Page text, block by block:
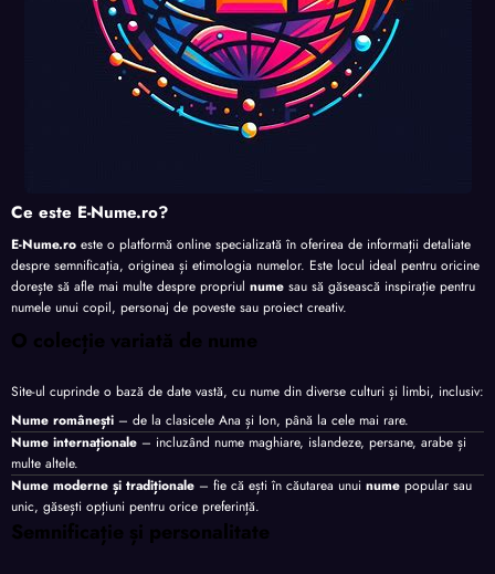
Ce este E-Nume.ro?
E-Nume.ro este o platformă online specializată în oferirea de informații detaliate
despre semnificația, originea și etimologia numelor. Este locul ideal pentru oricine
dorește să afle mai multe despre propriul nume sau să găsească inspirație pentru
numele unui copil, personaj de poveste sau proiect creativ.
O colecție variată de nume
Site-ul cuprinde o bază de date vastă, cu nume din diverse culturi și limbi, inclusiv:
Nume românești – de la clasicele Ana și Ion, până la cele mai rare.
Nume internaționale – incluzând nume maghiare, islandeze, persane, arabe și
multe altele.
Nume moderne și tradiționale – fie că ești în căutarea unui nume popular sau
unic, găsești opțiuni pentru orice preferință.
Semnificație și personalitate